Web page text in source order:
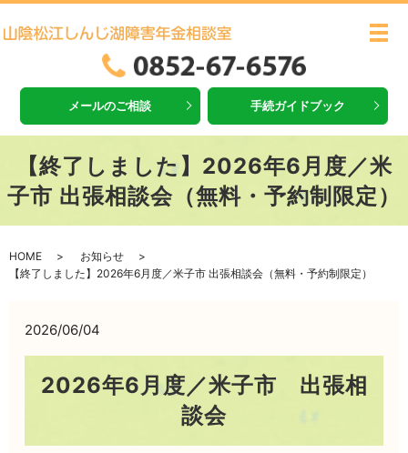
メールのご相談 手続ガイドブック
メ
【終了しました】2026年6月度／米
子市 出張相談会（無料・予約制限定）
HOME
お知らせ
【終了しました】2026年6月度／米子市 出張相談会（無料・予約制限定）
2026/06/04
2026年6月度／米子市 出張相
談会